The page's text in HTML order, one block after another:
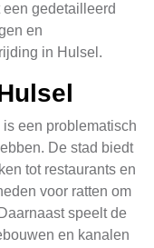
gedetailleerd
en
in Hulsel.
een problematisch
De stad biedt
tot restaurants en
voor ratten om
speelt de
en kanalen